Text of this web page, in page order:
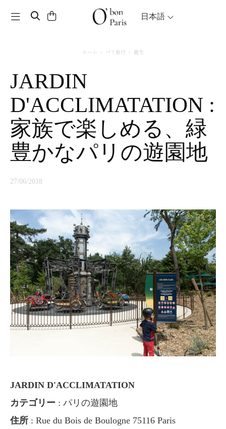
Toggle navigation 日本語
ホーム パリ旅行 観光
JARDIN
D'ACCLIMATATION :
家族で楽しめる、緑
豊かなパリの遊園地
27/06/2018
JARDIN D'ACCLIMATATION
カテゴリー : パリの遊園地
住所 : Rue du Bois de Boulogne 75116 Paris